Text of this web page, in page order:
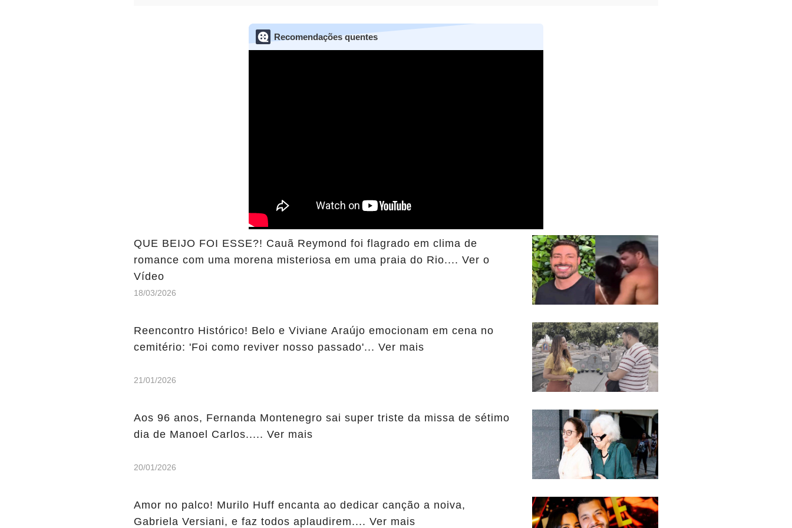
Recomendações quentes
QUE BEIJO FOI ESSE?! Cauã Reymond foi flagrado em clima de
romance com uma morena misteriosa em uma praia do Rio.... Ver o
Vídeo
18/03/2026
Reencontro Histórico! Belo e Viviane Araújo emocionam em cena no
cemitério: 'Foi como reviver nosso passado'... Ver mais
21/01/2026
Aos 96 anos, Fernanda Montenegro sai super triste da missa de sétimo
dia de Manoel Carlos..... Ver mais
20/01/2026
Amor no palco! Murilo Huff encanta ao dedicar canção a noiva,
Gabriela Versiani, e faz todos aplaudirem.... Ver mais